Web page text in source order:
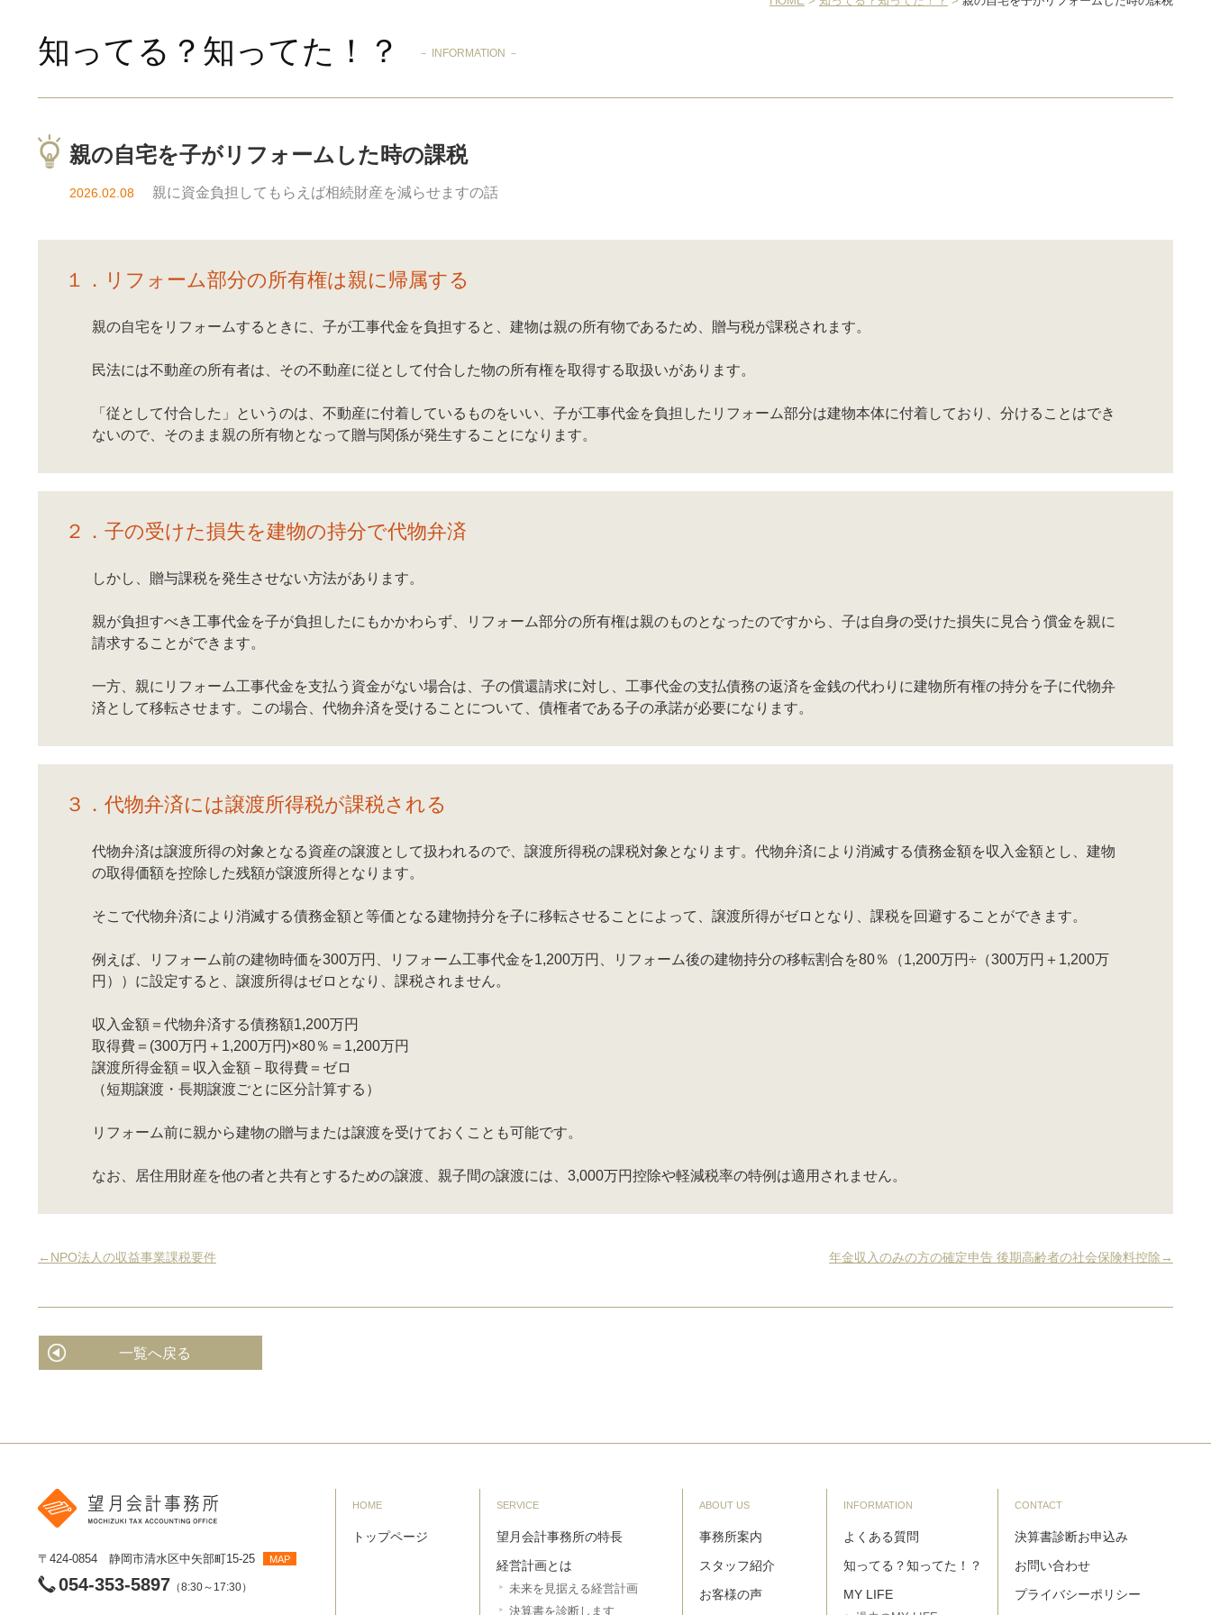
知ってる？知ってた！？ － INFORMATION －
親の自宅を子がリフォームした時の課税
2026.02.08 親に資金負担してもらえば相続財産を減らせますの話
１．リフォーム部分の所有権は親に帰属する
親の自宅をリフォームするときに、子が工事代金を負担すると、建物は親の所有物であるため、贈与税が課税されます。
民法には不動産の所有者は、その不動産に従として付合した物の所有権を取得する取扱いがあります。
「従として付合した」というのは、不動産に付着しているものをいい、子が工事代金を負担したリフォーム部分は建物本体に付着しており、分けることはでき
ないので、そのまま親の所有物となって贈与関係が発生することになります。
２．子の受けた損失を建物の持分で代物弁済
しかし、贈与課税を発生させない方法があります。
親が負担すべき工事代金を子が負担したにもかかわらず、リフォーム部分の所有権は親のものとなったのですから、子は自身の受けた損失に見合う償金を親に
請求することができます。
一方、親にリフォーム工事代金を支払う資金がない場合は、子の償還請求に対し、工事代金の支払債務の返済を金銭の代わりに建物所有権の持分を子に代物弁
済として移転させます。この場合、代物弁済を受けることについて、債権者である子の承諾が必要になります。
３．代物弁済には譲渡所得税が課税される
代物弁済は譲渡所得の対象となる資産の譲渡として扱われるので、譲渡所得税の課税対象となります。代物弁済により消滅する債務金額を収入金額とし、建物
の取得価額を控除した残額が譲渡所得となります。
そこで代物弁済により消滅する債務金額と等価となる建物持分を子に移転させることによって、譲渡所得がゼロとなり、課税を回避することができます。
例えば、リフォーム前の建物時価を300万円、リフォーム工事代金を1,200万円、リフォーム後の建物持分の移転割合を80％（1,200万円÷（300万円＋1,200万
円））に設定すると、譲渡所得はゼロとなり、課税されません。
収入金額＝代物弁済する債務額1,200万円
取得費＝(300万円＋1,200万円)×80％＝1,200万円
譲渡所得金額＝収入金額－取得費＝ゼロ
（短期譲渡・長期譲渡ごとに区分計算する）
リフォーム前に親から建物の贈与または譲渡を受けておくことも可能です。
なお、居住用財産を他の者と共有とするための譲渡、親子間の譲渡には、3,000万円控除や軽減税率の特例は適用されません。
←NPO法人の収益事業課税要件 年金収入のみの方の確定申告 後期高齢者の社会保険料控除→
一覧へ戻る
HOME
トップページ
SERVICE
望月会計事務所の特長
経営計画とは
未来を見据える経営計画
決算書を診断します
ABOUT US
事務所案内
スタッフ紹介
お客様の声
INFORMATION
よくある質問
知ってる？知ってた！？
MY LIFE
CONTACT
決算書診断お申込み
お問い合わせ
プライバシーポリシー
〒424-0854 静岡市清水区中矢部町15-25 MAP
054-353-5897 （8:30～17:30）